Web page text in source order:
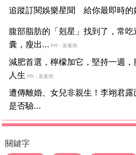
追蹤訂閱娛樂星聞 給你最即時的
腹部脂肪的「剋星」找到了，常
囊，瘦出... PR・新素簡
減肥首選，檸檬加它，堅持一週
人生 PR・新素簡
遭傳離婚、女兒非親生！李翊君
是否驗...
關鍵字